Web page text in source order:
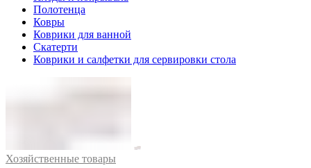
Полотенца
Ковры
Коврики для ванной
Скатерти
Коврики и салфетки для сервировки стола
Хозяйственные товары